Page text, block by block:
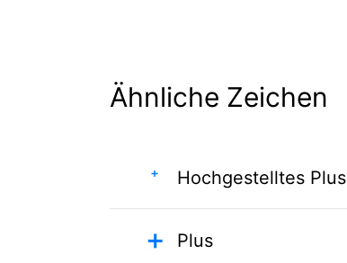
Ähnliche Zeichen
⁺ Hochgestelltes Plus
➕ Plus